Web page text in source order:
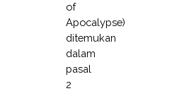
of
Apocalypse)
ditemukan
dalam
pasal
2